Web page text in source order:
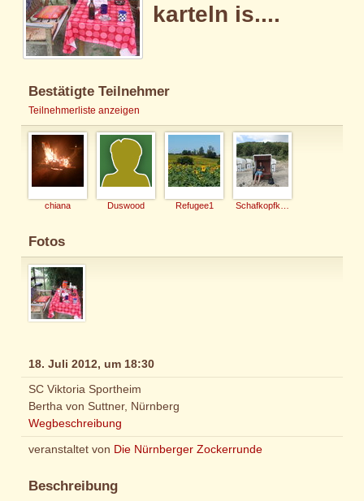
karteln is....
Bestätigte Teilnehmer
Teilnehmerliste anzeigen
chiana Duswood Refugee1
Fotos
18. Juli 2012, um 18:30
SC Viktoria Sportheim
Bertha von Suttner, Nürnberg
Wegbeschreibung
veranstaltet von Die Nürnberger Zockerrunde
Beschreibung